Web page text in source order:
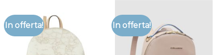
In offerta! In offerta!